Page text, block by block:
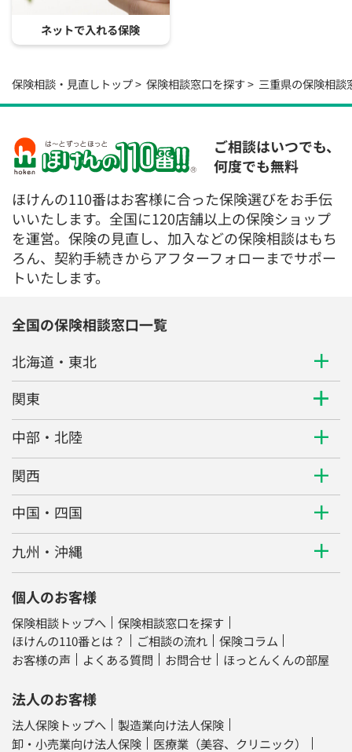
ネットで入れる保険
保険相談・見直しトップ 保険相談窓口を探す 三重県の保険相談
ご相談はいつでも、
何度でも無料
ほけんの110番はお客様に合った保険選びをお手伝
いいたします。全国に120店舗以上の保険ショップ
を運営。保険の見直し、加入などの保険相談はもち
ろん、契約手続きからアフターフォローまでサポー
トいたします。
全国の保険相談窓口一覧
北海道・東北
関東
中部・北陸
関西
中国・四国
九州・沖縄
個人のお客様
保険相談トップへ
保険相談窓口を探す
ほけんの110番とは？
ご相談の流れ
保険コラム
お客様の声
よくある質問 お問合せ ほっとんくんの部屋
法人のお客様
法人保険トップへ
製造業向け法人保険
卸・小売業向け法人保険
医療業（美容、クリニック）